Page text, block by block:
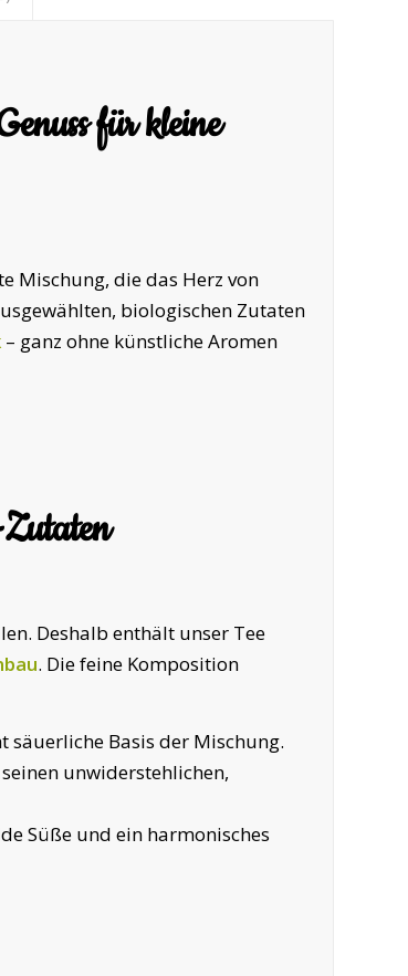
für kleine
Mischung, die das Herz von
biologischen Zutaten
– ganz ohne künstliche Aromen
Deshalb enthält unser Tee
. Die feine Komposition
Basis der Mischung.
unwiderstehlichen,
Süße und ein harmonisches